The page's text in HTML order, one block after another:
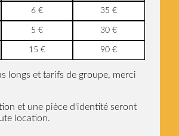
6 € 35 €
5 € 30 €
15 € 90 €
longs et tarifs de groupe, merci
et une pièce d'identité seront
location.